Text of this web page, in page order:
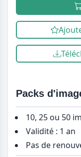
Packs
10, 25 ou 50
Validité : 1 an
Pas de